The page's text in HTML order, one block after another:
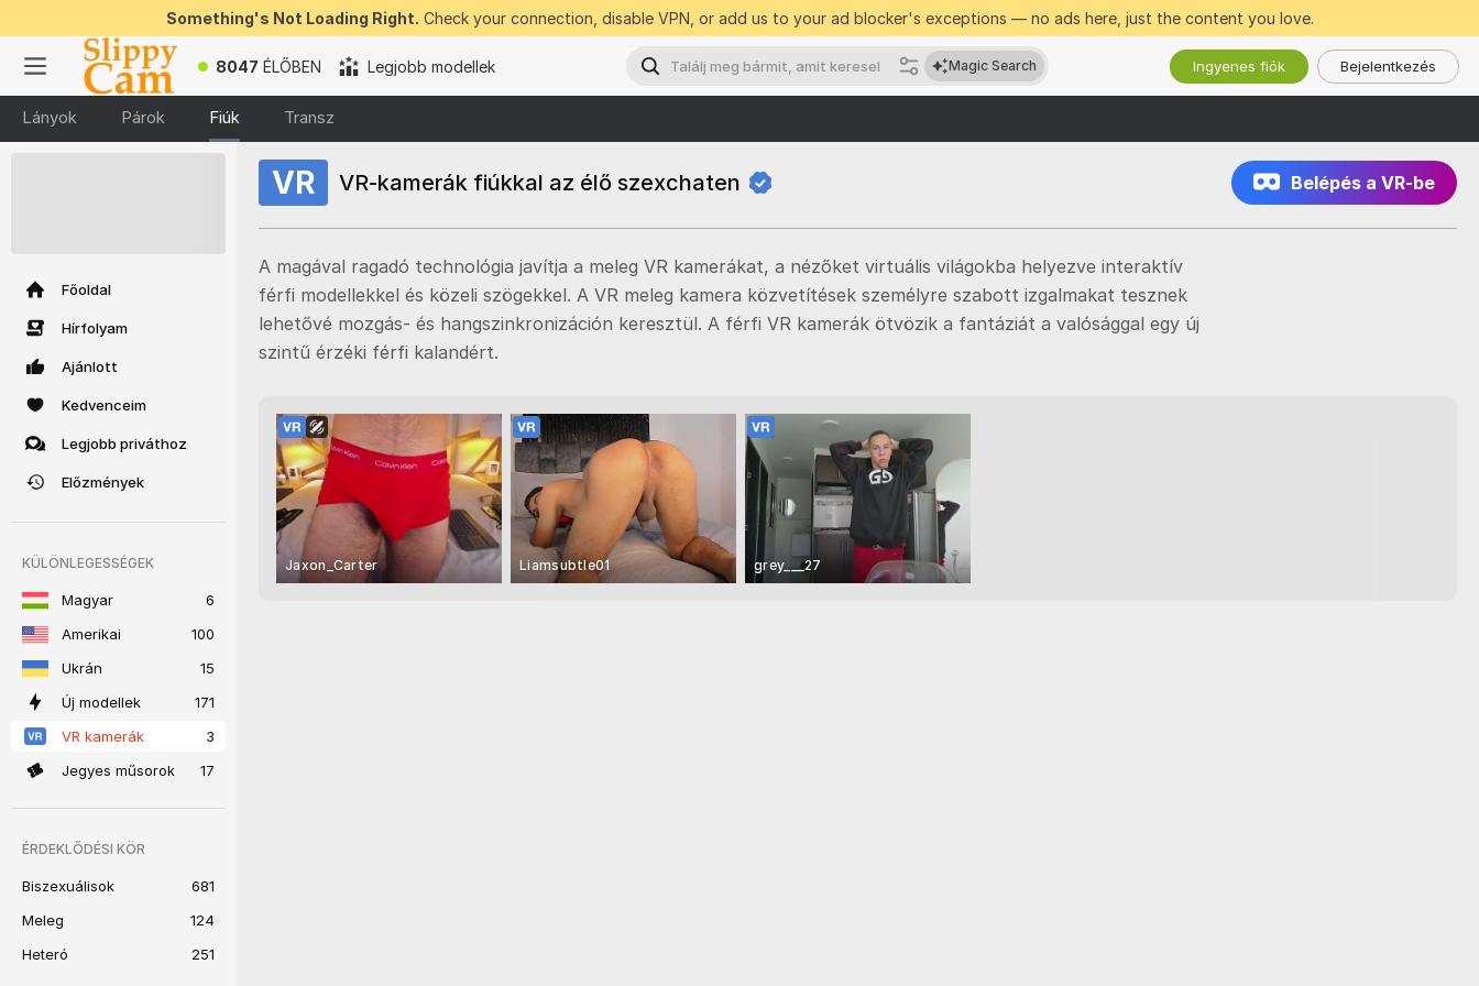
Something's Not Loading Right. Check your connection, disable VPN, or add us to your ad blocker's exceptions — no ads here, just the content you love.
8047 ÉLŐBEN Legjobb modellek Magic Search Ingyenes fiók Bejelentkezés
Lányok Párok Fiúk Transz
Főoldal
Hírfolyam
Ajánlott
Kedvenceim
Legjobb priváthoz
Előzmények
KÜLÖNLEGESSÉGEK
Magyar
6
Amerikai
100
Ukrán
15
Új modellek
171
VR kamerák
3
Jegyes műsorok
17
ÉRDEKLŐDÉSI KÖR
Biszexuálisok
681
Meleg
124
Heteró
251
VR VR-kamerák fiúkkal az élő szexchaten Belépés a VR-be
A magával ragadó technológia javítja a meleg VR kamerákat, a nézőket virtuális világokba helyezve interaktív
férfi modellekkel és közeli szögekkel. A VR meleg kamera közvetítések személyre szabott izgalmakat tesznek
lehetővé mozgás- és hangszinkronizáción keresztül. A férfi VR kamerák ötvözik a fantáziát a valósággal egy új
szintű érzéki férfi kalandért.
Jaxon_Carter Liamsubtle01 grey___27